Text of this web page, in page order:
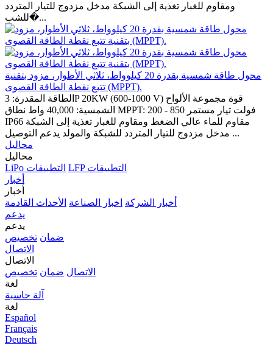
ومقاوم للغبار تغذية إلى الشبكة مدخل مزدوج للتيار المتردد
للشب�...
محول طاقة شمسية بقدرة 20 كيلوواط، ثلاثي الأطوار، مزود بتقنية
تتبع نقطة الطاقة القصوى (MPPT).
الطاقة المقدرة: 3P 20KW (600-1000 V) قوة مجموعة الألواح
الشمسية: 40,000 واط نطاق MPPT: 200 - 850 فولت تيار مستمر
IP66 مقاوم للماء عالي الضغط ومقاوم للغبار تغذية إلى الشبكة
مدخل مزدوج للتيار المتردد للشبكة والمولد يدعم التوصيل ...
محاليل
محاليل
LiPo التطبيقات
LFP التطبيقات
أخبار
أخبار
أخبار الشركة اخبار الصناعة الأحداث القادمة
يدعم
يدعم
ضمان تخصيص
الاتصال
الاتصال
الاتصال ضمان تخصيص
لغة
آلة حاسبة
لغة
Español
Français
Deutsch